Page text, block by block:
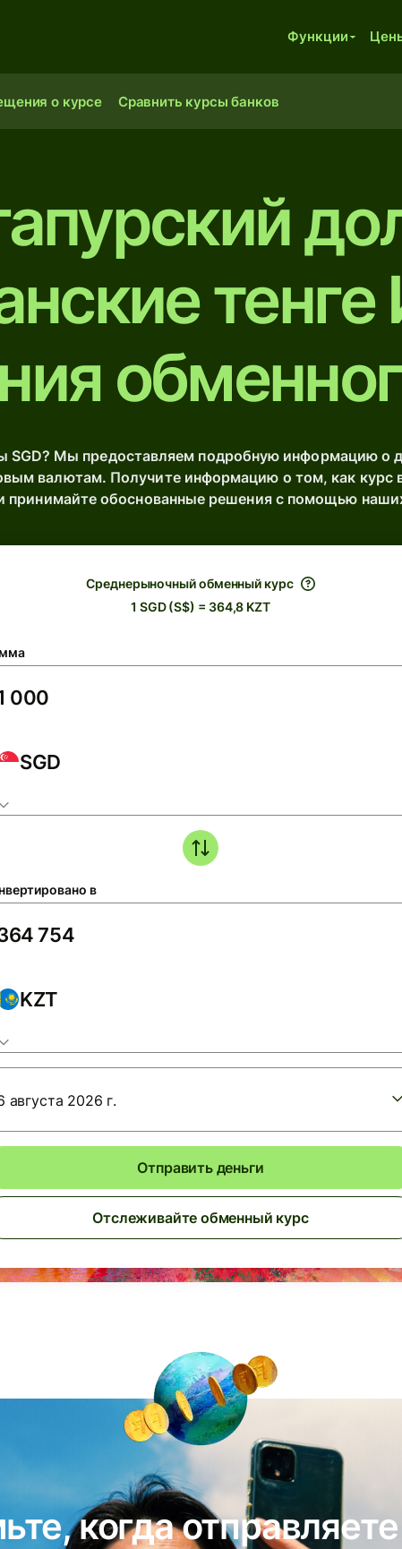
Функции
о курсе Сравнить курсы банков
Мы предоставляем подробную информацию о
валютам. Получите информацию о том, как курс
принимайте обоснованные решения с помощью
Среднерыночный обменный курс
1 SGD (S$) = 364,8 KZT
SGD
в
KZT
августа 2026 г.
Отправить деньги
Отслеживайте обменный курс
когда